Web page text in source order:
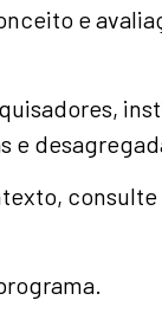
e
e
consulte